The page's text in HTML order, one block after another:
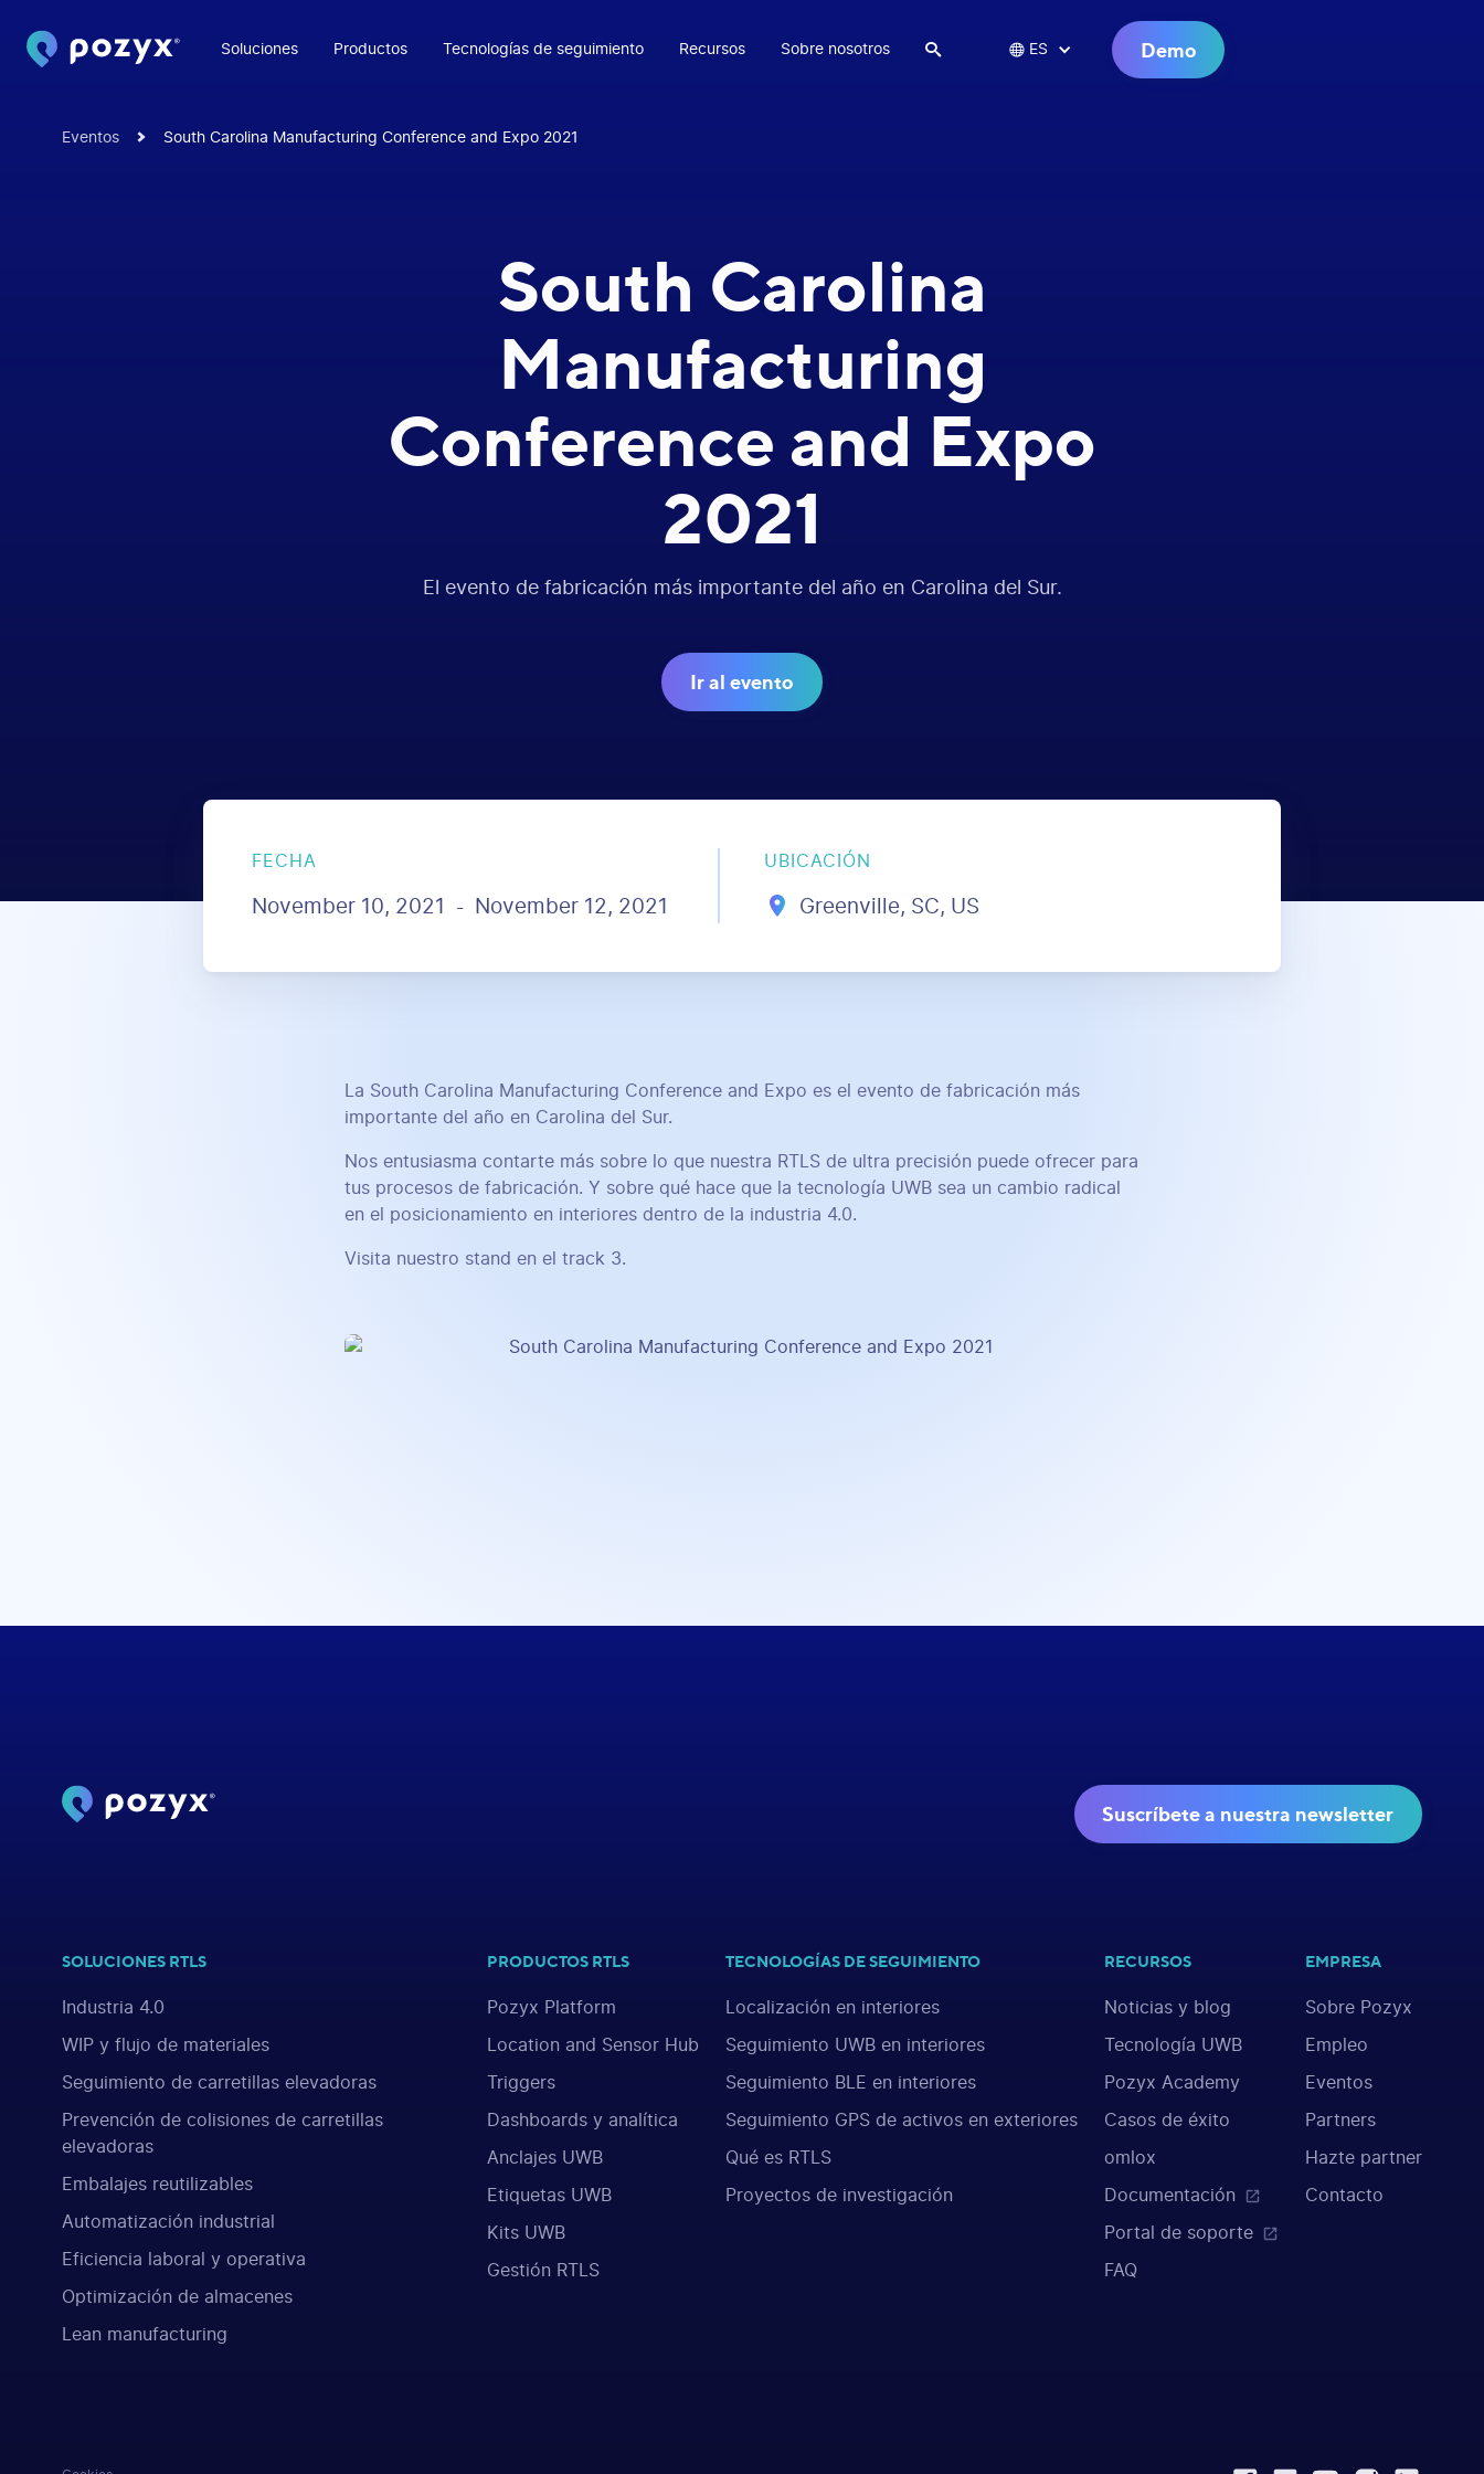
Soluciones Productos Tecnologías de seguimiento Recursos Sobre nosotros   ES Demo
Eventos South Carolina Manufacturing Conference and Expo 2021
South Carolina
Manufacturing
Conference and Expo
2021
El evento de fabricación más importante del año en Carolina del Sur.
Ir al evento
FECHA
November 10, 2021 - November 12, 2021
UBICACIÓN
Greenville, SC, US
La South Carolina Manufacturing Conference and Expo es el evento de fabricación más
importante del año en Carolina del Sur.
Nos entusiasma contarte más sobre lo que nuestra RTLS de ultra precisión puede ofrecer para
tus procesos de fabricación. Y sobre qué hace que la tecnología UWB sea un cambio radical
en el posicionamiento en interiores dentro de la industria 4.0.
Visita nuestro stand en el track 3.
Suscríbete a nuestra newsletter
SOLUCIONES RTLS
Industria 4.0
WIP y flujo de materiales
Seguimiento de carretillas elevadoras
Prevención de colisiones de carretillas
elevadoras
Embalajes reutilizables
Automatización industrial
Eficiencia laboral y operativa
Optimización de almacenes
Lean manufacturing
PRODUCTOS RTLS
Pozyx Platform
Location and Sensor Hub
Triggers
Dashboards y analítica
Anclajes UWB
Etiquetas UWB
Kits UWB
Gestión RTLS
TECNOLOGÍAS DE SEGUIMIENTO
Localización en interiores
Seguimiento UWB en interiores
Seguimiento BLE en interiores
Seguimiento GPS de activos en exteriores
Qué es RTLS
Proyectos de investigación
RECURSOS
Noticias y blog
Tecnología UWB
Pozyx Academy
Casos de éxito
omlox
Documentación
Portal de soporte
FAQ
EMPRESA
Sobre Pozyx
Empleo
Eventos
Partners
Hazte partner
Contacto